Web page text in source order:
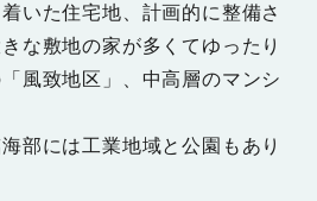
いた住宅地、計画的に整備さ
な敷地の家が多くてゆったり
風致地区」、中高層のマンシ
部には工業地域と公園もあり